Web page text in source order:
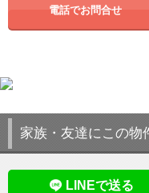
電話でお問合せ
家族・友達にこの物
LINEで送る